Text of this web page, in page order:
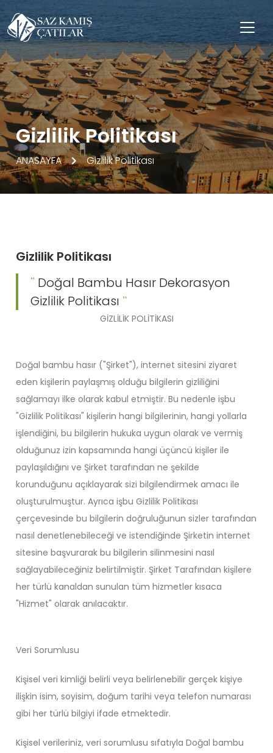
Gizlilik Politikası
ANASAYFA Gizlilik Politikası
Gizlilik Politikası
Doğal Bambu Hasır Dekorasyon
Gizlilik Politikası
GİZLİLİK POLİTİKASI
Doğal bambu hasır ("Şirket"), internet sitesini ziyaret
eden kişilerin paylaşmış olduğu bilgilerin gizliliğini
sağlamayı ilke olarak kabul etmiştir. Bu nedenle işbu
"Gizlilik Politikası" kişilerin hangi bilgilerinin, hangi yollarla
işlendiğini, bu bilgilerin hukuka uygun olarak ve vermiş
olduğunuz izin kapsamında hangi üçüncü kişiler ile
paylaşıldığını ve Şirket tarafından ne şekilde
korunduğunu açıklayarak sizi bilgilendirmek amacı ile
oluşturulmuştur. Ayrıca işbu Gizlilik Politikası
çerçevesinde bu bilgilerin doğruluğunun sizler tarafından
nasıl denetlenebileceği ve istendiğinde Şirketin internet
sitesine başvurarak bu bilgilerin silinmesini nasıl
sağlayabileceğiniz belirtilmiştir. Şirket Tarafından kişilere
her türlü kanaldan sunulan tüm hizmetler kısaca
"Hizmet" olarak anılacaktır.
Veri Sorumlusu
Kişisel veri kimliği belirli veya belirlenebilir gerçek kişiye
ilişkin isim, soyisim, doğum tarihi veya telefon numarası
gibi her türlü bilgiyi ifade etmektedir.
Kişisel verileriniz, veri sorumlusu sıfatıyla Doğal bambu